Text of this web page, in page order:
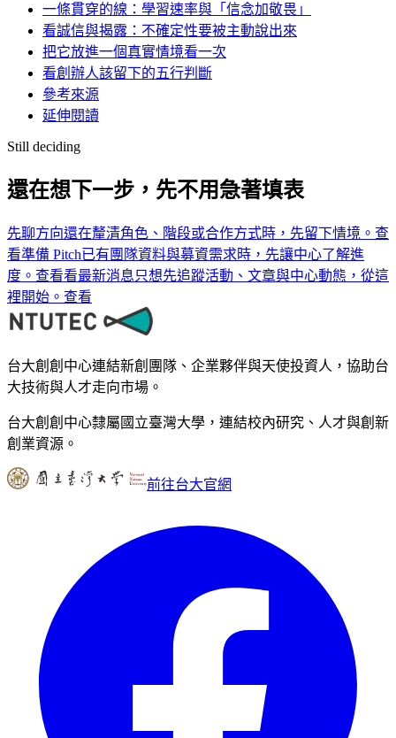
一條貫穿的線：學習速率與「信念加敬畏」
看誠信與揭露：不確定性要被主動說出來
把它放進一個真實情境看一次
看創辦人該留下的五行判斷
參考來源
延伸閱讀
Still deciding
還在想下一步，先不用急著填表
先聊方向還在釐清角色、階段或合作方式時，先留下情境。 查
看準備 Pitch已有團隊資料與募資需求時，先讓中心了解進
度。 查看看最新消息只想先追蹤活動、文章與中心動態，從這
裡開始。 查看
台大創創中心連結新創團隊、企業夥伴與天使投資人，協助台
大技術與人才走向市場。
台大創創中心隸屬國立臺灣大學，連結校內研究、人才與創新
創業資源。
前往台大官網